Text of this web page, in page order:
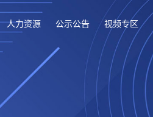
人力资源 公示公告 视频专区